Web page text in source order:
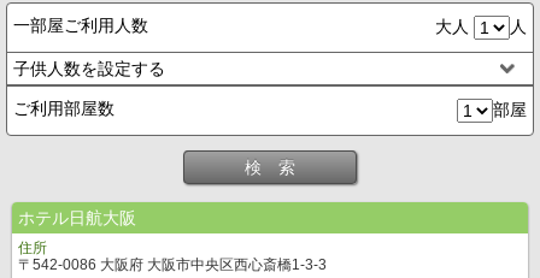
一部屋ご利用人数 大人 人
子供人数を設定する
ご利用部屋数 部屋
検 索
ホテル日航大阪
住所
〒542-0086 大阪府 大阪市中央区西心斎橋1-3-3